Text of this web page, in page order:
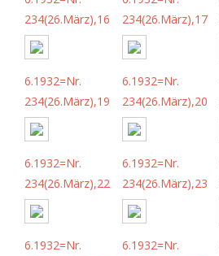
234(26.März),16
234(26.März),17
6.1932=Nr.
234(26.März),19
6.1932=Nr.
234(26.März),20
6.1932=Nr.
234(26.März),22
6.1932=Nr.
234(26.März),23
6.1932=Nr.
6.1932=Nr.